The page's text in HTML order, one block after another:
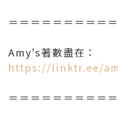
＝＝＝＝＝＝＝＝＝
Amy's著數盡在：
https://linktr.ee/
＝＝＝＝＝＝＝＝＝